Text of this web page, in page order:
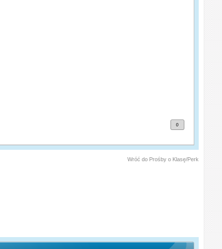
0
Wróć do Prośby o Klasę/Perk